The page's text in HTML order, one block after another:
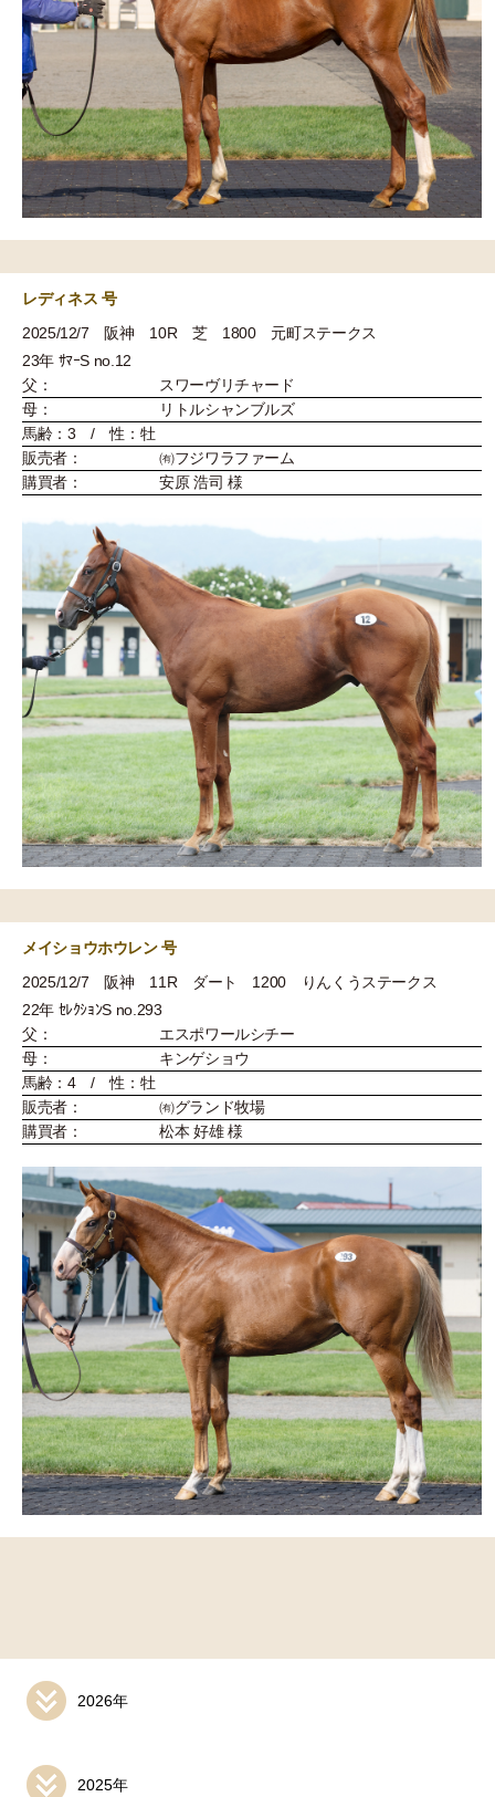
レディネス 号
2025/12/7 阪神 10R 芝 1800 元町ステークス
23年 ｻﾏｰS no.12
父：
スワーヴリチャード
母：
リトルシャンブルズ
馬齢：3 / 性：牡
販売者：
㈲フジワラファーム
購買者：
安原 浩司 様
メイショウホウレン 号
2025/12/7 阪神 11R ダート 1200 りんくうステークス
22年 ｾﾚｸｼｮﾝS no.293
父：
エスポワールシチー
母：
キンゲショウ
馬齢：4 / 性：牡
販売者：
㈲グランド牧場
購買者：
松本 好雄 様
2026年
2025年